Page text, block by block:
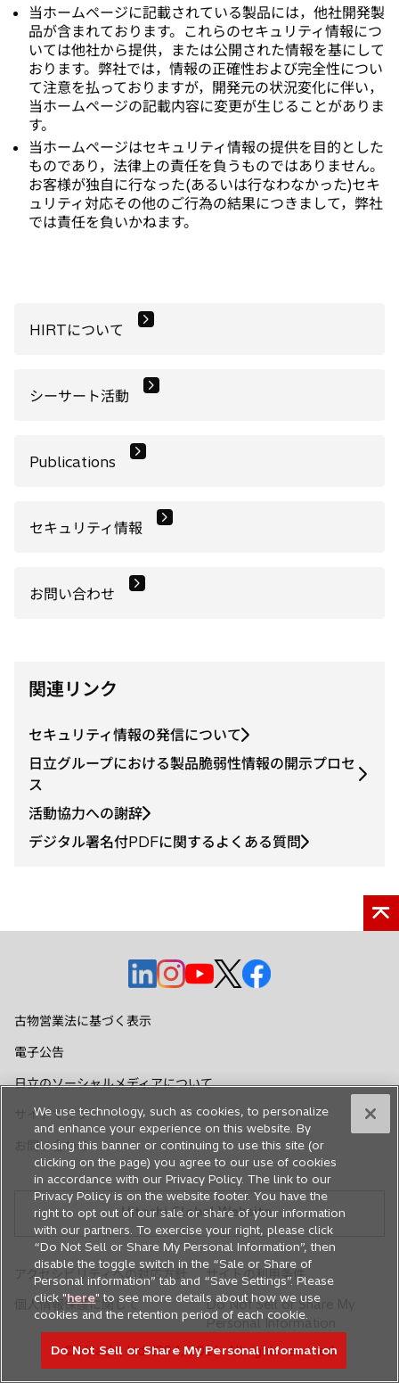
当ホームページに記載されている製品には，他社開発製
品が含まれております。これらのセキュリティ情報につ
いては他社から提供，または公開された情報を基にして
おります。弊社では，情報の正確性および完全性につい
て注意を払っておりますが，開発元の状況変化に伴い，
当ホームページの記載内容に変更が生じることがありま
す。
当ホームページはセキュリティ情報の提供を目的とした
ものであり，法律上の責任を負うものではありません。
お客様が独自に行なった(あるいは行なわなかった)セキ
ュリティ対応その他のご行為の結果につきまして，弊社
では責任を負いかねます。
HIRTについて
シーサート活動
Publications
セキュリティ情報
お問い合わせ
関連リンク
セキュリティ情報の発信について
日立グループにおける製品脆弱性情報の開示プロセ
ス
活動協力への謝辞
デジタル署名付PDFに関するよくある質問
新
し
で
く
新
で
く
新
し
く
新
し
く
新
く
古物営業法に基づく表示
電子公告
日立のソーシャルメディアについて
サイトマップ
お問い合わせ
Hitachi Global Website
© Hitachi, Ltd. 1994,2026. All rights reserved.
アクセシビリティへの対応方針
サイトの利用条件
個人情報保護に関して
Do Not Sell or Share My
Personal Information
We use technology, such as cookies, to personalize
and enhance your experience on this website. By
closing this banner or continuing to use this site (or
clicking on the page) you agree to our use of cookies
in accordance with our Privacy Policy. The link to our
Privacy Policy is on the website footer. You have the
right to opt out of our sale or share of your information
with our partners. To exercise your right, please click
“Do Not Sell or Share My Personal Information”, then
disable the toggle switch in the “Sale or Share of
Personal information” tab and “Save Settings”. Please
click "here" to see more details about how we use
cookies and the retention period of each cookie.
Do Not Sell or Share My Personal Information